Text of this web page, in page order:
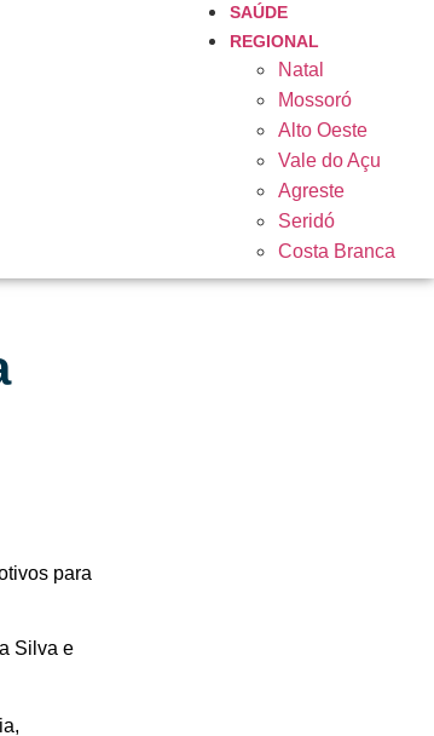
SAÚDE
REGIONAL
Natal
Mossoró
Alto Oeste
Vale do Açu
Agreste
Seridó
Costa Branca
para
Silva e